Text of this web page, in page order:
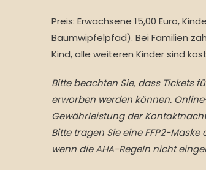
Preis: Erwachsene 15,00 Euro,
Baumwipfelpfad). Bei Familien
Kind, alle weiteren Kinder sind
Bitte beachten Sie, dass Tickets
erworben werden können.
Gewährleistung der
Bitte tragen Sie eine FFP2-
wenn die AHA-Regeln nicht